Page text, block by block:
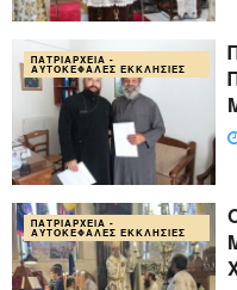
ΠΑΤΡΙΑΡΧΕΊΑ -
ΑΥΤΟΚΈΦΑΛΕΣ ΕΚΚΛΗΣΊΕΣ
ΠΑΤΡΙΑΡΧΕΊΑ -
ΑΥΤΟΚΈΦΑΛΕΣ ΕΚΚΛΗΣΊΕΣ